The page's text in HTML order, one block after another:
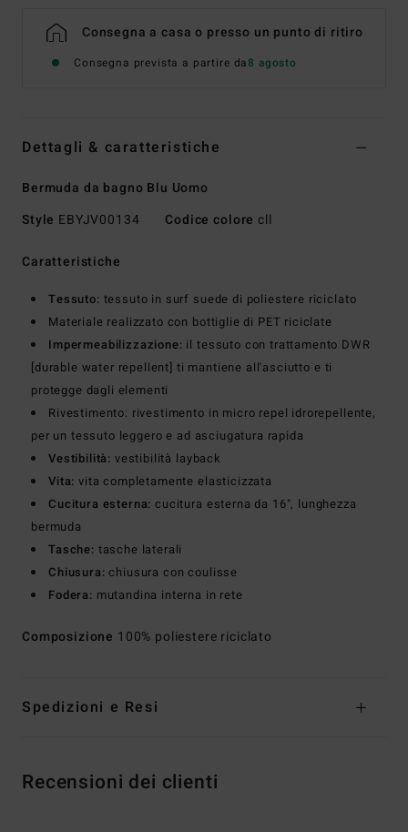
Consegna a casa o presso un punto di ritiro
Consegna prevista a partire da8 agosto
Dettagli & caratteristiche
Bermuda da bagno Blu Uomo
Style EBYJV00134 Codice colore cll
Caratteristiche
Tessuto: tessuto in surf suede di poliestere riciclato
Materiale realizzato con bottiglie di PET riciclate
Impermeabilizzazione: il tessuto con trattamento DWR
[durable water repellent] ti mantiene all'asciutto e ti
protegge dagli elementi
Rivestimento: rivestimento in micro repel idrorepellente,
per un tessuto leggero e ad asciugatura rapida
Vestibilità: vestibilità layback
Vita: vita completamente elasticizzata
Cucitura esterna: cucitura esterna da 16", lunghezza
bermuda
Tasche: tasche laterali
Chiusura: chiusura con coulisse
Fodera: mutandina interna in rete
Composizione 100% poliestere riciclato
Spedizioni e Resi
Recensioni dei clienti